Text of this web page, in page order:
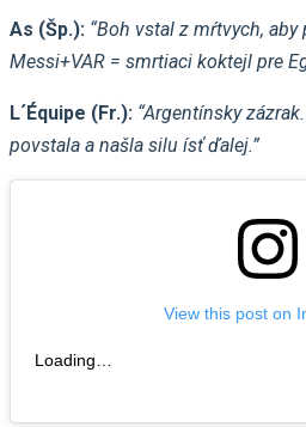
As (Šp.): “Boh vstal z mŕtvych,
Messi+VAR = smrtiaci koktejl pre
L´Équipe (Fr.): “Argentínsky
povstala a našla silu ísť ďalej.”
View this post on
Loading…